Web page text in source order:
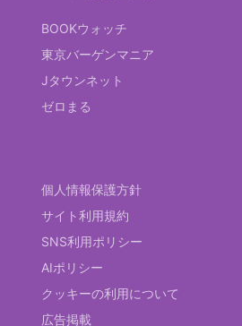
BOOKウォッチ
東京バーゲンマニア
Jタウンネット
ゼロまる
個人情報保護方針
サイト利用規約
SNS利用ポリシー
AIポリシー
クッキーの利用について
広告掲載